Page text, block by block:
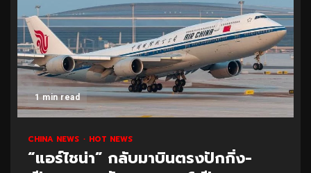
1 min read
CHINA NEWS HOT NEWS
“แอร์ไชน่า” กลับมาบินตรงปักกิ่ง-